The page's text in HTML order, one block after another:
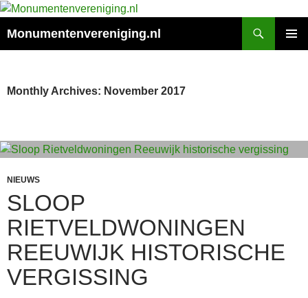
Monumentenvereniging.nl
Monthly Archives: November 2017
NIEUWS
SLOOP
RIETVELDWONINGEN
REEUWIJK HISTORISCHE
VERGISSING